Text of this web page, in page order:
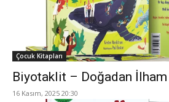
Çocuk Kitapları
Biyotaklit – Doğadan
16 Kasım, 2025 20:30